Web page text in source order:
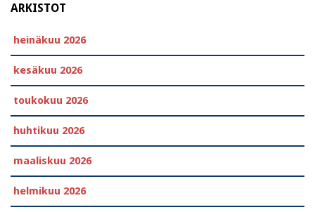
ARKISTOT
heinäkuu 2026
kesäkuu 2026
toukokuu 2026
huhtikuu 2026
maaliskuu 2026
helmikuu 2026